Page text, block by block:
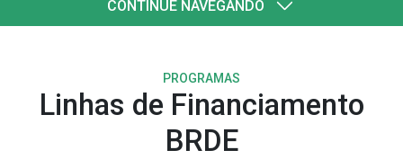
CONTINUE NAVEGANDO
PROGRAMAS
Linhas de Financiamento
BRDE